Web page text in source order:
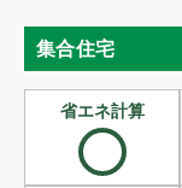
集合住宅
省エネ計算